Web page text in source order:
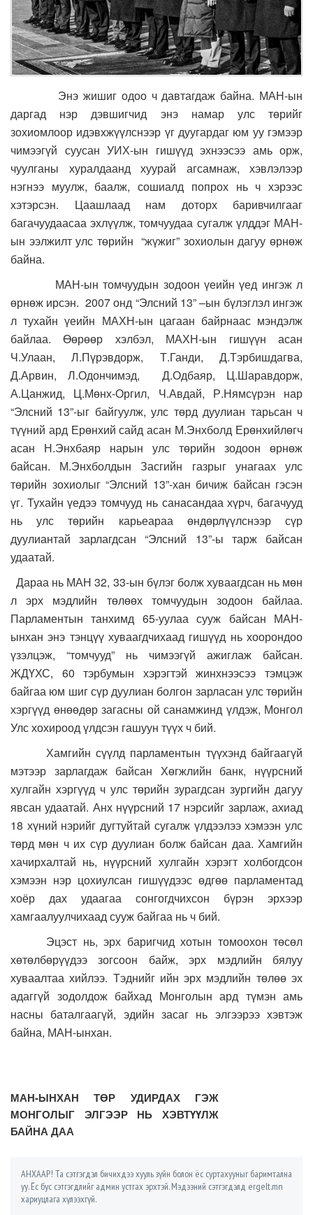
Энэ жишиг одоо ч давтагдаж байна. МАН-ын
даргад нэр дэвшигчид энэ намар улс төрийг
зохиомлоор идэвхжүүлснээр үг дуугардаг юм уу гэмээр
чимээгүй суусан УИХ-ын гишүүд эхнээсээ амь орж,
чуулганы хуралдаанд хуурай агсамнаж, хэвлэлээр
нэгнээ муулж, баалж, сошиалд попрох нь ч хэрээс
хэтэрсэн. Цаашлаад нам доторх баривчилгааг
багачуудаасаа эхлүүлж, томчуудаа сугалж үлддэг МАН-
ын ээлжилт улс төрийн “жүжиг” зохиолын дагуу өрнөж
байна.
МАН-ын томчуудын зодоон үеийн үед ингэж л
өрнөж ирсэн. 2007 онд “Элсний 13” –ын бүлэглэл ингэж
л тухайн үеийн МАХН-ын цагаан байрнаас мэндэлж
байлаа. Өөрөөр хэлбэл, МАХН-ын гишүүн асан
Ч.Улаан, Л.Пүрэвдорж, Т.Ганди, Д.Тэрбишдагва,
Д.Арвин, Л.Одончимэд, Д.Одбаяр, Ц.Шаравдорж,
А.Цанжид, Ц.Мөнх-Оргил, Ч.Авдай, Р.Нямсүрэн нар
“Элсний 13”-ыг байгуулж, улс төрд дуулиан тарьсан ч
түүний ард Ерөнхий сайд асан М.Энхболд Ерөнхийлөгч
асан Н.Энхбаяр нарын улс төрийн зодоон өрнөж
байсан. М.Энхболдын Засгийн газрыг унагаах улс
төрийн зохиолыг “Элсний 13”-хан бичиж байсан гэсэн
үг. Тухайн үедээ томчууд нь санасандаа хүрч, багачууд
нь улс төрийн карьеараа өндөрлүүлснээр сүр
дуулиантай зарлагдсан “Элсний 13”-ы тарж байсан
удаатай.
Дараа нь МАН 32, 33-ын бүлэг болж хуваагдсан нь мөн
л эрх мэдлийн төлөөх томчуудын зодоон байлаа.
Парламентын танхимд 65-уулаа сууж байсан МАН-
ынхан энэ тэнцүү хуваагдчихаад гишүүд нь хоорондоо
үзэлцэж, “томчууд” нь чимээгүй ажиглаж байсан.
ЖДҮХС, 60 тэрбумын хэрэгтэй жинхнээсээ тэмцэж
байгаа юм шиг сүр дуулиан болгон зарласан улс төрийн
хэргүүд өнөөдөр загасны ой санамжинд үлдэж, Монгол
Улс хохироод үлдсэн гашуун түүх ч бий.
Хамгийн сүүлд парламентын түүхэнд байгаагүй
мэтээр зарлагдаж байсан Хөгжлийн банк, нүүрсний
хулгайн хэргүүд ч улс төрийн зурагдсан зургийн дагуу
явсан удаатай. Анх нүүрсний 17 нэрсийг зарлаж, ахиад
18 хүний нэрийг дугтуйтай сугалж үлдээлээ хэмээн улс
төрд мөн ч их сүр дуулиан болж байсан даа. Хамгийн
хачирхалтай нь, нүүрсний хулгайн хэрэгт холбогдсон
хэмээн нэр цохиулсан гишүүдээс өдгөө парламентад
хоёр дах удаагаа сонгогдчихсон бүрэн эрхээр
хамгаалуулчихаад сууж байгаа нь ч бий.
Эцэст нь, эрх баригчид хотын томоохон төсөл
хөтөлбөрүүдээ зогсоон байж, эрх мэдлийн бялуу
хуваалтаа хийлээ. Тэднийг ийн эрх мэдлийн төлөө эх
адаггүй зодолдож байхад Монголын ард түмэн амь
насны баталгаагүй, эдийн засаг нь элгээрээ хэвтэж
байна, МАН-ынхан.
МАН-ЫНХАН ТӨР УДИРДАХ ГЭЖ
МОНГОЛЫГ ЭЛГЭЭР НЬ ХЭВТҮҮЛЖ
БАЙНА ДАА
АНХААР! Та сэтгэгдэл бичихдээ хууль зүйн болон ёс суртахууныг баримтална
уу. Ёс бус сэтгэгдлийг админ устгах эрхтэй. Мэдээний сэтгэгдэлд ergelt.mn
хариуцлага хүлээхгүй.